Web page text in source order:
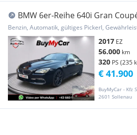
BMW 6er-Reihe 640i Gran
FACELIFT)
Benzin, Automatik, gültiges Pickerl,
2017 EZ
56.000 km
320 PS (235
BuyMyCar - Kfz
2601 Sollenau
€ 41.900